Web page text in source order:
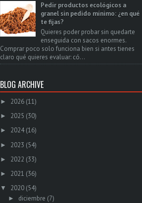
Pedir productos ecológicos a
granel sin pedido mínimo: ¿en qué
te fijas?
Quieres poder probar sin quedarte
enseguida con sacos enormes.
Comprar poco solo funciona bien si antes tienes
claro qué quieres evaluar: có...
BLOG ARCHIVE
► 2026 (11)
► 2025 (30)
► 2024 (16)
► 2023 (54)
► 2022 (33)
► 2021 (36)
▼ 2020 (54)
► diciembre (7)